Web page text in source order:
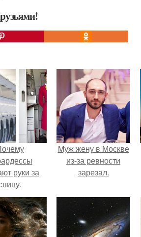
руки за
Mуж жену в Москве
из-за ревности
зарезал.